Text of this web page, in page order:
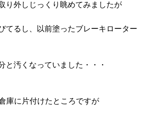
り外しじっくり眺めてみましたが
てるし、以前塗ったブレーキローター
と汚くなっていました・・・
庫に片付けたところですが